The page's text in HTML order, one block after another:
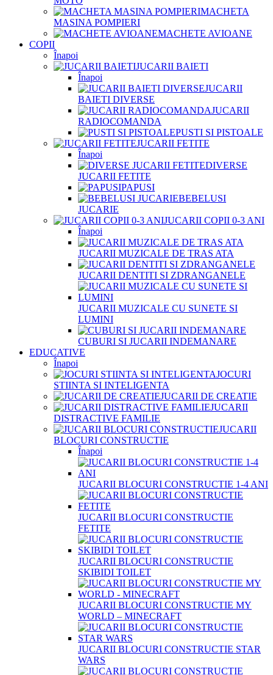
MACHETA
MASINA POMPIERI
MACHETE AVIOANE
COPII
Înapoi
JUCARII BAIETI
Înapoi
JUCARII
BAIETI DIVERSE
JUCARII
RADIOCOMANDA
PUSTI SI PISTOALE
JUCARII FETITE
Înapoi
DIVERSE
JUCARII FETITE
PAPUSI
BEBELUSI
JUCARIE
JUCARII COPII 0-3 ANI
Înapoi
JUCARII MUZICALE DE TRAS ATA
JUCARII DENTITI SI ZDRANGANELE
JUCARII MUZICALE CU SUNETE SI
LUMINI
CUBURI SI JUCARII INDEMANARE
EDUCATIVE
Înapoi
JOCURI
STIINTA SI INTELIGENTA
JUCARII DE CREATIE
JUCARII
DISTRACTIVE FAMILIE
JUCARII
BLOCURI CONSTRUCTIE
Înapoi
JUCARII BLOCURI CONSTRUCTIE 1-4 ANI
JUCARII BLOCURI CONSTRUCTIE
FETITE
JUCARII BLOCURI CONSTRUCTIE
SKIBIDI TOILET
JUCARII BLOCURI CONSTRUCTIE MY
WORLD – MINECRAFT
JUCARII BLOCURI CONSTRUCTIE STAR
WARS